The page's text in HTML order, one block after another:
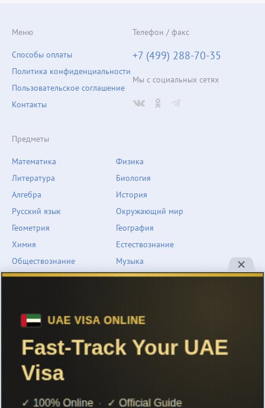
Предметы
Математика
Литература
Алгебра
Русский язык
Геометрия
Химия
Физика
Биология
История
Окружающий мир
География
Естествознание
Обществознание
Английский язык
Информатика
Человек и мир
Музыка
ОБЖ
Меню
Способы оплаты
Политика конфиденциальности
Пользовательское соглашение
Контакты
Телефон / факс
+7 (499) 288-70-35
Мы с социальных сетях